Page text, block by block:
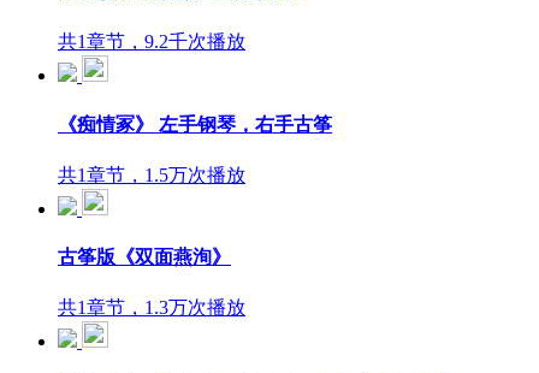
共1章节，9.2千次播放
《痴情冢》 左手钢琴，右手古筝
共1章节，1.5万次播放
古筝版《双面燕洵》
共1章节，1.3万次播放